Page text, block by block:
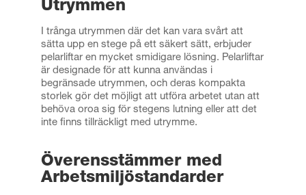
Utrymmen
I trånga utrymmen där det kan vara svårt att
sätta upp en stege på ett säkert sätt, erbjuder
pelarliftar en mycket smidigare lösning. Pelarliftar
är designade för att kunna användas i
begränsade utrymmen, och deras kompakta
storlek gör det möjligt att utföra arbetet utan att
behöva oroa sig för stegens lutning eller att det
inte finns tillräckligt med utrymme.
Överensstämmer med
Arbetsmiljöstandarder